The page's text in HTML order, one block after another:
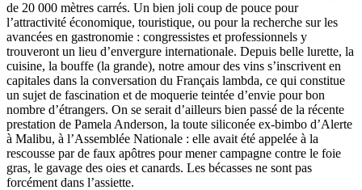
de 20 000 mètres carrés. Un bien joli coup de pouce pour
l’attractivité économique, touristique, ou pour la recherche sur les
avancées en gastronomie : congressistes et professionnels y
trouveront un lieu d’envergure internationale. Depuis belle lurette, la
cuisine, la bouffe (la grande), notre amour des vins s’inscrivent en
capitales dans la conversation du Français lambda, ce qui constitue
un sujet de fascination et de moquerie teintée d’envie pour bon
nombre d’étrangers. On se serait d’ailleurs bien passé de la récente
prestation de Pamela Anderson, la toute siliconée ex-bimbo d’Alerte
à Malibu, à l’Assemblée Nationale : elle avait été appelée à la
rescousse par de faux apôtres pour mener campagne contre le foie
gras, le gavage des oies et canards. Les bécasses ne sont pas
forcément dans l’assiette.